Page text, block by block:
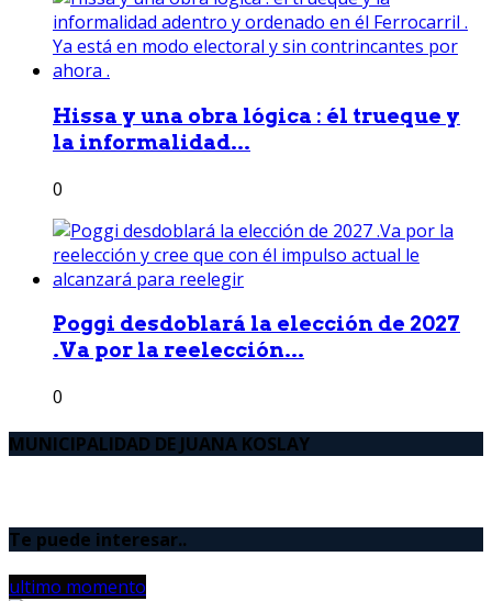
Hissa y una obra lógica : él trueque y
la informalidad...
0
Poggi desdoblará la elección de 2027
.Va por la reelección...
0
MUNICIPALIDAD DE JUANA KOSLAY
Te puede interesar..
ultimo momento